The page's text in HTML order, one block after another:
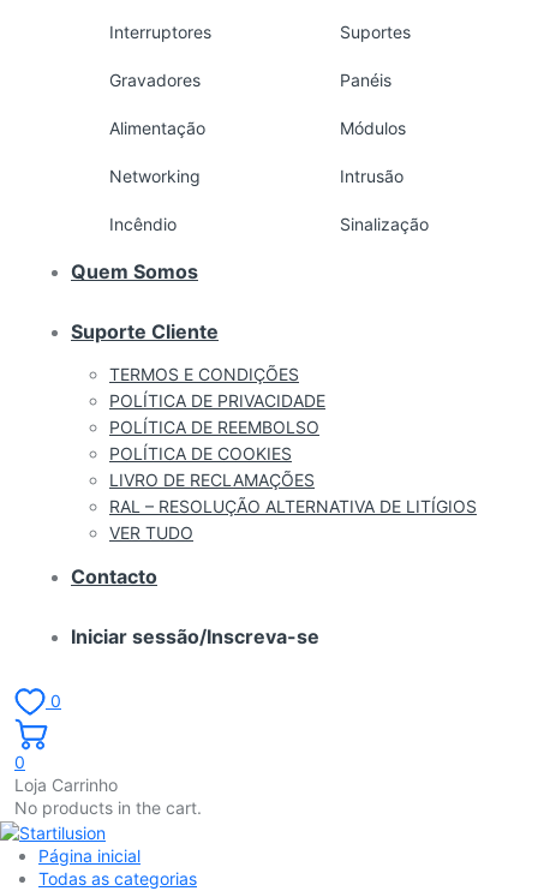
Interruptores Suportes
Gravadores Panéis
Alimentação Módulos
Networking Intrusão
Incêndio Sinalização
Quem Somos
Suporte Cliente
TERMOS E CONDIÇÕES
POLÍTICA DE PRIVACIDADE
POLÍTICA DE REEMBOLSO
POLÍTICA DE COOKIES
LIVRO DE RECLAMAÇÕES
RAL – RESOLUÇÃO ALTERNATIVA DE LITÍGIOS
VER TUDO
Contacto
Iniciar sessão/Inscreva-se
0
0
Loja Carrinho
No products in the cart.
Página inicial
Todas as categorias